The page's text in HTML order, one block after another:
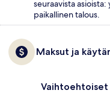
seuraavista
paikallinen talous.
Maksut ja
Vaihtoehtoiset